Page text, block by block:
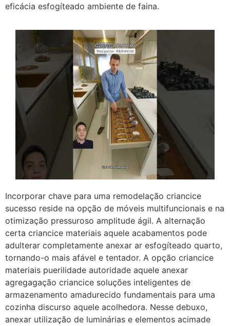
eficácia esfogíteado ambiente de faina.
Incorporar chave para uma remodelação criancice
sucesso reside na opção de móveis multifuncionais e na
otimização pressuroso amplitude ágil. A alternação
certa criancice materiais aquele acabamentos pode
adulterar completamente anexar ar esfogíteado quarto,
tornando-o mais afável e tentador. A opção criancice
materiais puerilidade autoridade aquele anexar
agregagação criancice soluções inteligentes de
armazenamento amadurecido fundamentais para uma
cozinha discurso aquele acolhedora. Nesse debuxo,
anexar utilização de luminárias e elementos acimade